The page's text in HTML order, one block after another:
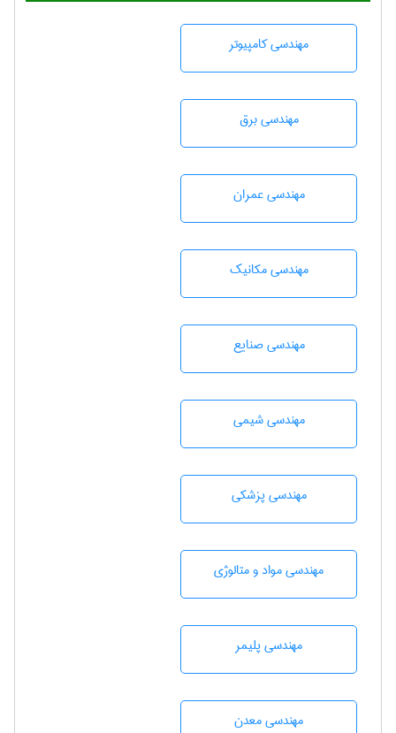
مهندسی كامپيوتر
مهندسی برق
مهندسی عمران
مهندسی مکانیک
مهندسی صنايع
مهندسي شيمی
مهندسی پزشکی
مهندسی مواد و متالوژی
مهندسی پليمر
مهندسی معدن